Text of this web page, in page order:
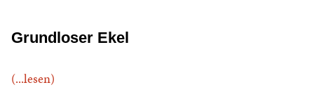
Grundloser Ekel
(...lesen)